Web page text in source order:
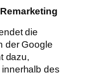
die
der Google
dazu,
des